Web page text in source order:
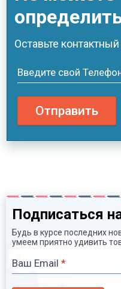
Оставьте
Введите свой
Отправить
Подписаться
Будь в курсе последних
умеем приятно удивить
Ваш Email *